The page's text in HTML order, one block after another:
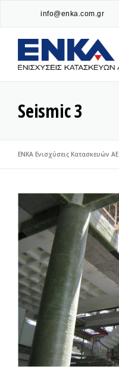
content
info@enka.com.gr
Seismic 3
ENKA Ενισχύσεις Κατασκευών ΑΕ